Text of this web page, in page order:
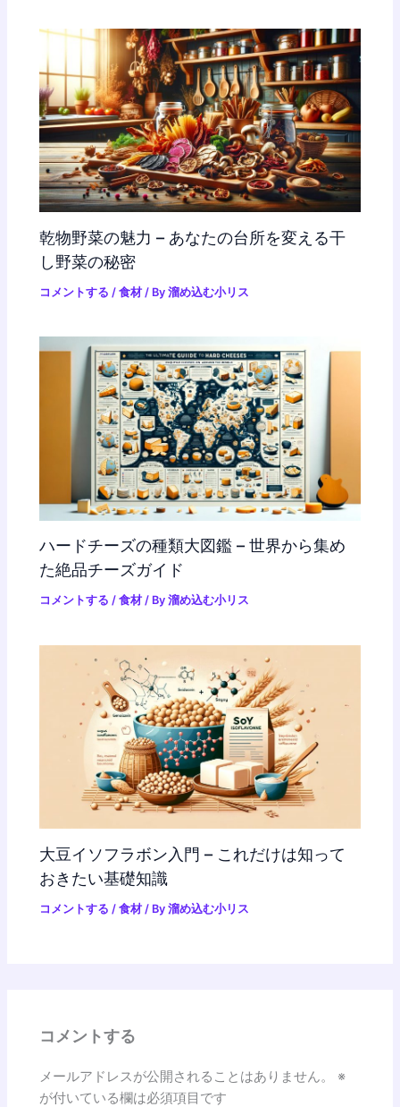
乾物野菜の魅力 – あなたの台所を変える干
し野菜の秘密
コメントする /食材 / By溜め込む小リス
ハードチーズの種類大図鑑 – 世界から集め
た絶品チーズガイド
コメントする /食材 / By溜め込む小リス
大豆イソフラボン入門 – これだけは知って
おきたい基礎知識
コメントする /食材 / By溜め込む小リス
コメントする
メールアドレスが公開されることはありません。
※
が付いている欄は必須項目です